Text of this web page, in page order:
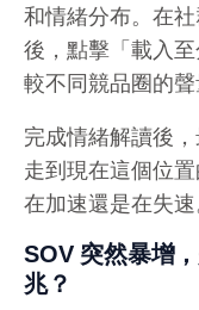
和情緒分布。在
後，點擊「載入
較不同競品圈的聲
完成情緒解讀後
走到現在這個位
在加速還是在失速
SOV 突然暴增
兆？